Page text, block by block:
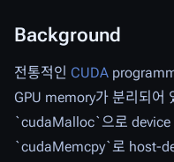
Background
전통적인 CUDA
GPU memory가 분리되어
`cudaMalloc`으로 device
`cudaMemcpy`로 host-